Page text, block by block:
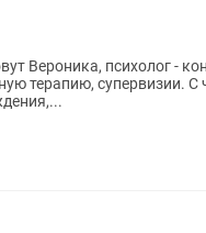
Вероника, психолог -
С чем я помогаю: • сложности в отношениях; •